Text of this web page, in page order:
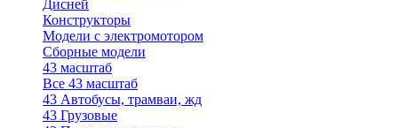
Дисней
Конструкторы
Модели с электромотором
Сборные модели
43 масштаб
Все 43 масштаб
43 Автобусы, трамваи, жд
43 Грузовые